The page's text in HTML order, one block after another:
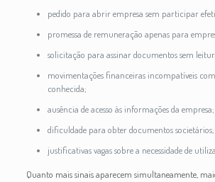
pedido para abrir empresa sem participar
promessa de remuneração apenas para
solicitação para assinar documentos sem
movimentações financeiras incompatíveis
conhecida;
ausência de acesso às informações da empresa;
dificuldade para obter documentos societários;
justificativas vagas sobre a necessidade de
Quanto mais sinais aparecem simultaneamente,